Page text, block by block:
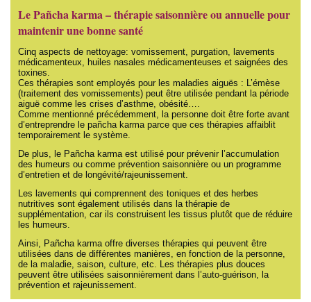
Le Pañcha karma – thérapie saisonnière ou annuelle pour
maintenir une bonne santé
Cinq aspects de nettoyage: vomissement, purgation, lavements
médicamenteux, huiles nasales médicamenteuses et saignées des
toxines.
Ces thérapies sont employés pour les maladies aiguës : L’émèse
(traitement des vomissements) peut être utilisée pendant la période
aiguë comme les crises d’asthme, obésité….
Comme mentionné précédemment, la personne doit être forte avant
d’entreprendre le pañcha karma parce que ces thérapies affaiblit
temporairement le système.
De plus, le Pañcha karma est utilisé pour prévenir l’accumulation
des humeurs ou comme prévention saisonnière ou un programme
d’entretien et de longévité/rajeunissement.
Les lavements qui comprennent des toniques et des herbes
nutritives sont également utilisés dans la thérapie de
supplémentation, car ils construisent les tissus plutôt que de réduire
les humeurs.
Ainsi, Pañcha karma offre diverses thérapies qui peuvent être
utilisées dans de différentes manières, en fonction de la personne,
de la maladie, saison, culture, etc. Les thérapies plus douces
peuvent être utilisées saisonnièrement dans l’auto-guérison, la
prévention et rajeunissement.